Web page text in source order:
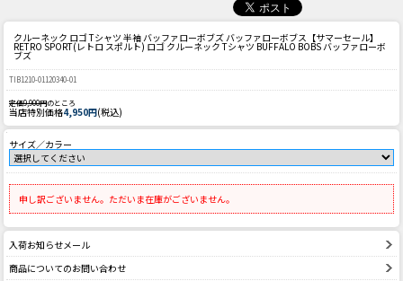
クルーネック ロゴ Tシャツ 半袖 バッファローボブズ バッファローボブス 【サマーセール】
RETRO SPORT(レトロ スポルト) ロゴ クルーネック Tシャツ BUFFALO BOBS バッファローボ
ブズ
TIB1210-01120340-01
定価9,900円のところ
当店特別価格4,950円(税込)
サイズ／カラー
申し訳ございません。ただいま在庫がございません。
入荷お知らせメール
商品についてのお問い合わせ